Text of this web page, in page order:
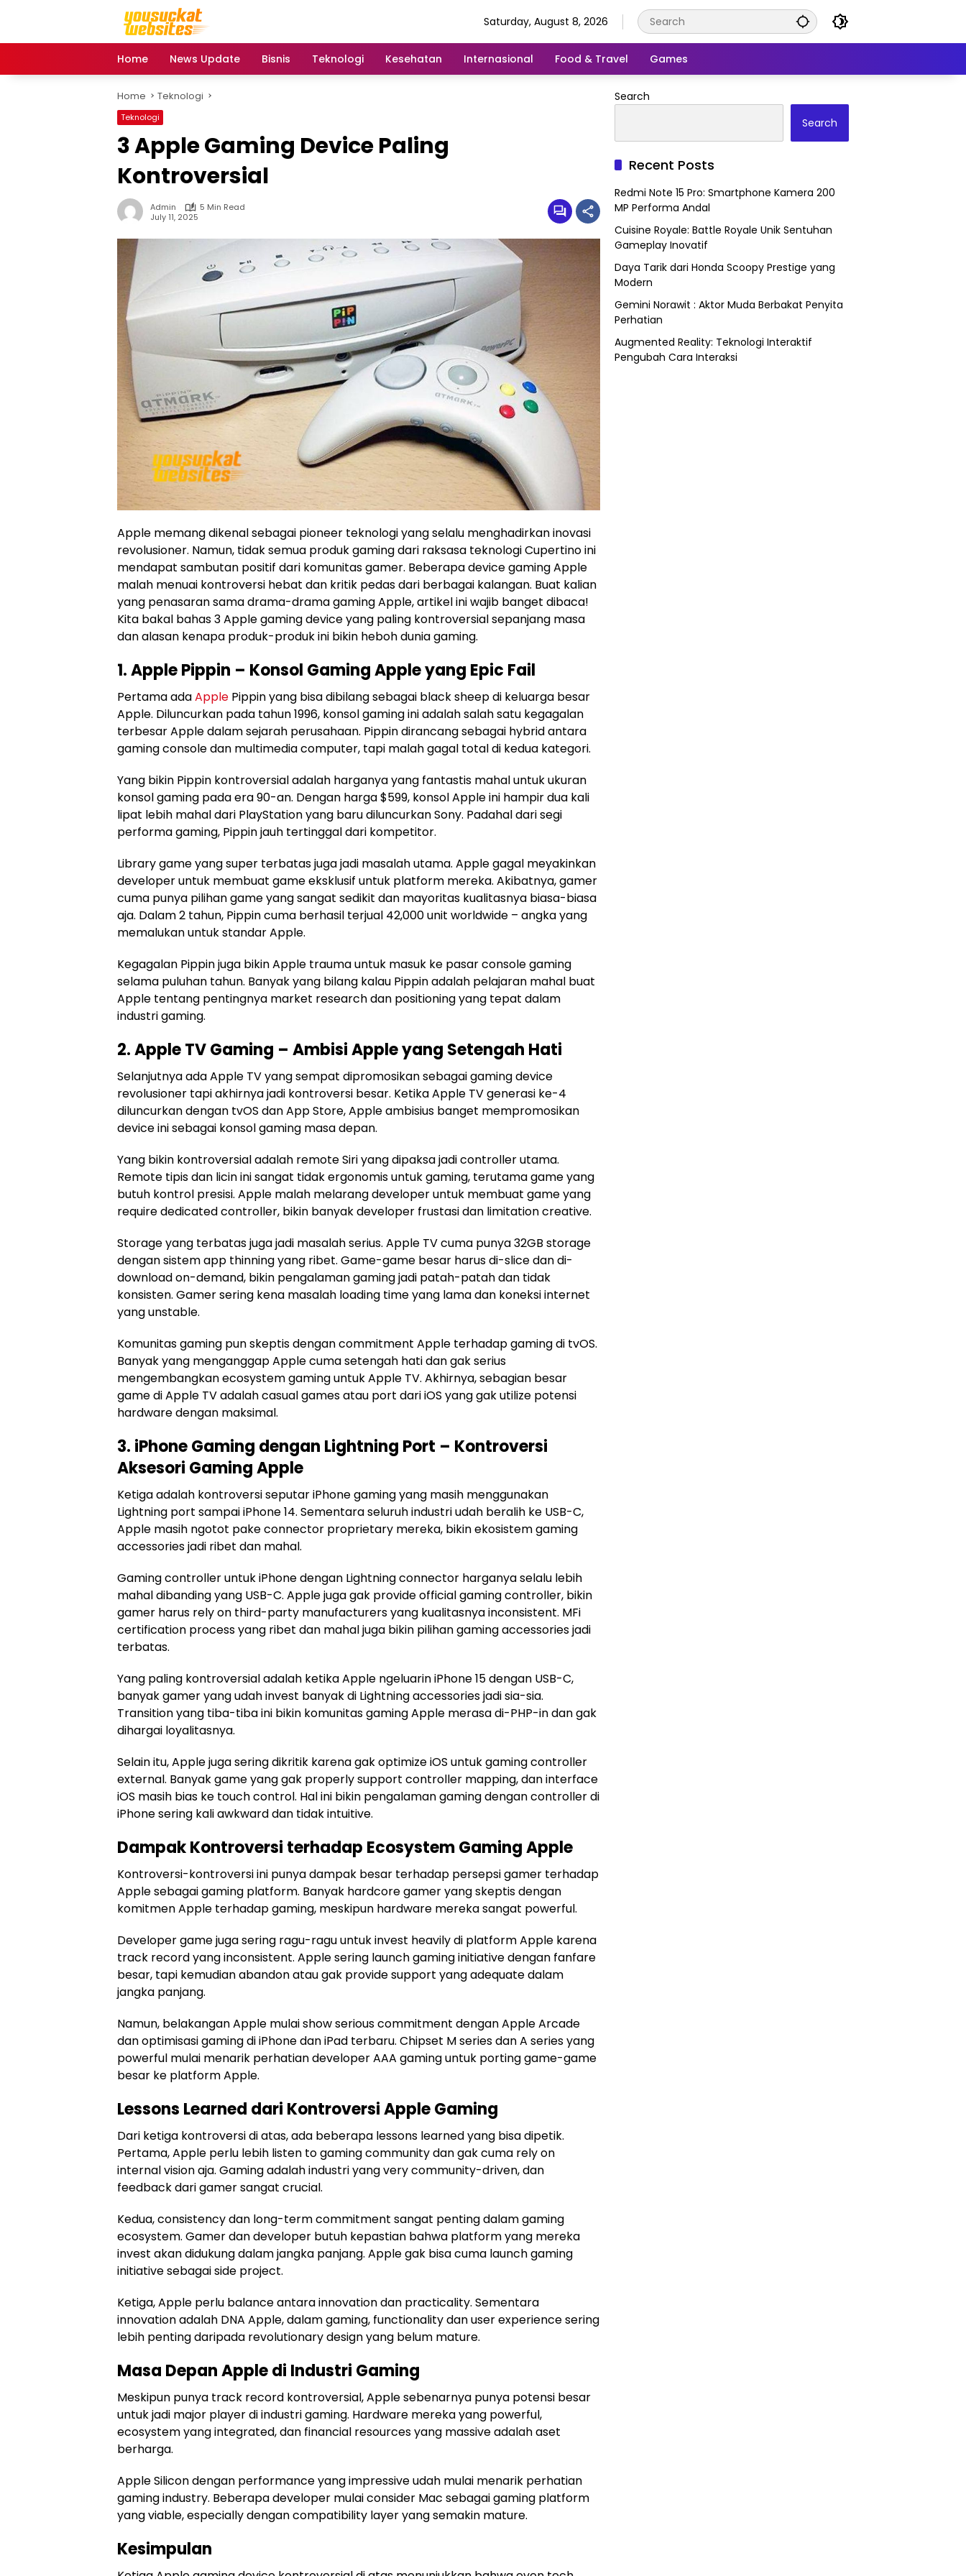
Saturday, August 8, 2026
Home News Update Bisnis Teknologi Kesehatan Internasional Food & Travel Games
Home Teknologi
Teknologi
3 Apple Gaming Device Paling
Kontroversial
Admin
5 Min Read
July 11, 2025
Apple memang dikenal sebagai pioneer teknologi yang selalu menghadirkan inovasi
revolusioner. Namun, tidak semua produk gaming dari raksasa teknologi Cupertino ini
mendapat sambutan positif dari komunitas gamer. Beberapa device gaming Apple
malah menuai kontroversi hebat dan kritik pedas dari berbagai kalangan. Buat kalian
yang penasaran sama drama-drama gaming Apple, artikel ini wajib banget dibaca!
Kita bakal bahas 3 Apple gaming device yang paling kontroversial sepanjang masa
dan alasan kenapa produk-produk ini bikin heboh dunia gaming.
1. Apple Pippin – Konsol Gaming Apple yang Epic Fail
Pertama adaApple Pippin yang bisa dibilang sebagai black sheep di keluarga besar
Apple. Diluncurkan pada tahun 1996, konsol gaming ini adalah salah satu kegagalan
terbesar Apple dalam sejarah perusahaan. Pippin dirancang sebagai hybrid antara
gaming console dan multimedia computer, tapi malah gagal total di kedua kategori.
Yang bikin Pippin kontroversial adalah harganya yang fantastis mahal untuk ukuran
konsol gaming pada era 90-an. Dengan harga $599, konsol Apple ini hampir dua kali
lipat lebih mahal dari PlayStation yang baru diluncurkan Sony. Padahal dari segi
performa gaming, Pippin jauh tertinggal dari kompetitor.
Library game yang super terbatas juga jadi masalah utama. Apple gagal meyakinkan
developer untuk membuat game eksklusif untuk platform mereka. Akibatnya, gamer
cuma punya pilihan game yang sangat sedikit dan mayoritas kualitasnya biasa-biasa
aja. Dalam 2 tahun, Pippin cuma berhasil terjual 42,000 unit worldwide – angka yang
memalukan untuk standar Apple.
Kegagalan Pippin juga bikin Apple trauma untuk masuk ke pasar console gaming
selama puluhan tahun. Banyak yang bilang kalau Pippin adalah pelajaran mahal buat
Apple tentang pentingnya market research dan positioning yang tepat dalam
industri gaming.
2. Apple TV Gaming – Ambisi Apple yang Setengah Hati
Selanjutnya ada Apple TV yang sempat dipromosikan sebagai gaming device
revolusioner tapi akhirnya jadi kontroversi besar. Ketika Apple TV generasi ke-4
diluncurkan dengan tvOS dan App Store, Apple ambisius banget mempromosikan
device ini sebagai konsol gaming masa depan.
Yang bikin kontroversial adalah remote Siri yang dipaksa jadi controller utama.
Remote tipis dan licin ini sangat tidak ergonomis untuk gaming, terutama game yang
butuh kontrol presisi. Apple malah melarang developer untuk membuat game yang
require dedicated controller, bikin banyak developer frustasi dan limitation creative.
Storage yang terbatas juga jadi masalah serius. Apple TV cuma punya 32GB storage
dengan sistem app thinning yang ribet. Game-game besar harus di-slice dan di-
download on-demand, bikin pengalaman gaming jadi patah-patah dan tidak
konsisten. Gamer sering kena masalah loading time yang lama dan koneksi internet
yang unstable.
Komunitas gaming pun skeptis dengan commitment Apple terhadap gaming di tvOS.
Banyak yang menganggap Apple cuma setengah hati dan gak serius
mengembangkan ecosystem gaming untuk Apple TV. Akhirnya, sebagian besar
game di Apple TV adalah casual games atau port dari iOS yang gak utilize potensi
hardware dengan maksimal.
3. iPhone Gaming dengan Lightning Port – Kontroversi
Aksesori Gaming Apple
Ketiga adalah kontroversi seputar iPhone gaming yang masih menggunakan
Lightning port sampai iPhone 14. Sementara seluruh industri udah beralih ke USB-C,
Apple masih ngotot pake connector proprietary mereka, bikin ekosistem gaming
accessories jadi ribet dan mahal.
Gaming controller untuk iPhone dengan Lightning connector harganya selalu lebih
mahal dibanding yang USB-C. Apple juga gak provide official gaming controller, bikin
gamer harus rely on third-party manufacturers yang kualitasnya inconsistent. MFi
certification process yang ribet dan mahal juga bikin pilihan gaming accessories jadi
terbatas.
Yang paling kontroversial adalah ketika Apple ngeluarin iPhone 15 dengan USB-C,
banyak gamer yang udah invest banyak di Lightning accessories jadi sia-sia.
Transition yang tiba-tiba ini bikin komunitas gaming Apple merasa di-PHP-in dan gak
dihargai loyalitasnya.
Selain itu, Apple juga sering dikritik karena gak optimize iOS untuk gaming controller
external. Banyak game yang gak properly support controller mapping, dan interface
iOS masih bias ke touch control. Hal ini bikin pengalaman gaming dengan controller di
iPhone sering kali awkward dan tidak intuitive.
Dampak Kontroversi terhadap Ecosystem Gaming Apple
Kontroversi-kontroversi ini punya dampak besar terhadap persepsi gamer terhadap
Apple sebagai gaming platform. Banyak hardcore gamer yang skeptis dengan
komitmen Apple terhadap gaming, meskipun hardware mereka sangat powerful.
Developer game juga sering ragu-ragu untuk invest heavily di platform Apple karena
track record yang inconsistent. Apple sering launch gaming initiative dengan fanfare
besar, tapi kemudian abandon atau gak provide support yang adequate dalam
jangka panjang.
Namun, belakangan Apple mulai show serious commitment dengan Apple Arcade
dan optimisasi gaming di iPhone dan iPad terbaru. Chipset M series dan A series yang
powerful mulai menarik perhatian developer AAA gaming untuk porting game-game
besar ke platform Apple.
Lessons Learned dari Kontroversi Apple Gaming
Dari ketiga kontroversi di atas, ada beberapa lessons learned yang bisa dipetik.
Pertama, Apple perlu lebih listen to gaming community dan gak cuma rely on
internal vision aja. Gaming adalah industri yang very community-driven, dan
feedback dari gamer sangat crucial.
Kedua, consistency dan long-term commitment sangat penting dalam gaming
ecosystem. Gamer dan developer butuh kepastian bahwa platform yang mereka
invest akan didukung dalam jangka panjang. Apple gak bisa cuma launch gaming
initiative sebagai side project.
Ketiga, Apple perlu balance antara innovation dan practicality. Sementara
innovation adalah DNA Apple, dalam gaming, functionality dan user experience sering
lebih penting daripada revolutionary design yang belum mature.
Masa Depan Apple di Industri Gaming
Meskipun punya track record kontroversial, Apple sebenarnya punya potensi besar
untuk jadi major player di industri gaming. Hardware mereka yang powerful,
ecosystem yang integrated, dan financial resources yang massive adalah aset
berharga.
Apple Silicon dengan performance yang impressive udah mulai menarik perhatian
gaming industry. Beberapa developer mulai consider Mac sebagai gaming platform
yang viable, especially dengan compatibility layer yang semakin mature.
Kesimpulan
Search
Search
Recent Posts
Redmi Note 15 Pro: Smartphone Kamera 200
MP Performa Andal
Cuisine Royale: Battle Royale Unik Sentuhan
Gameplay Inovatif
Daya Tarik dari Honda Scoopy Prestige yang
Modern
Gemini Norawit : Aktor Muda Berbakat Penyita
Perhatian
Augmented Reality: Teknologi Interaktif
Pengubah Cara Interaksi